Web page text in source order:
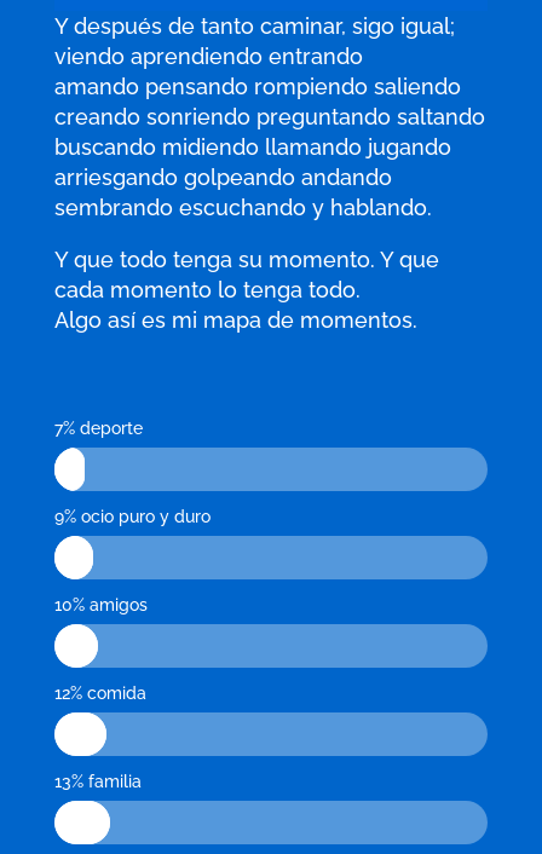
Y después de tanto caminar, sigo igual;
viendo aprendiendo entrando
amando pensando rompiendo saliendo
creando sonriendo preguntando saltando
buscando midiendo llamando jugando
arriesgando golpeando andando
sembrando escuchando y hablando.
Y que todo tenga su momento. Y que
cada momento lo tenga todo.
Algo así es mi mapa de momentos.
7% deporte
9% ocio puro y duro
10% amigos
12% comida
13% familia